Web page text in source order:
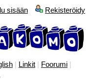
sisään Rekisteröidy
| Linkit | Foorumi |